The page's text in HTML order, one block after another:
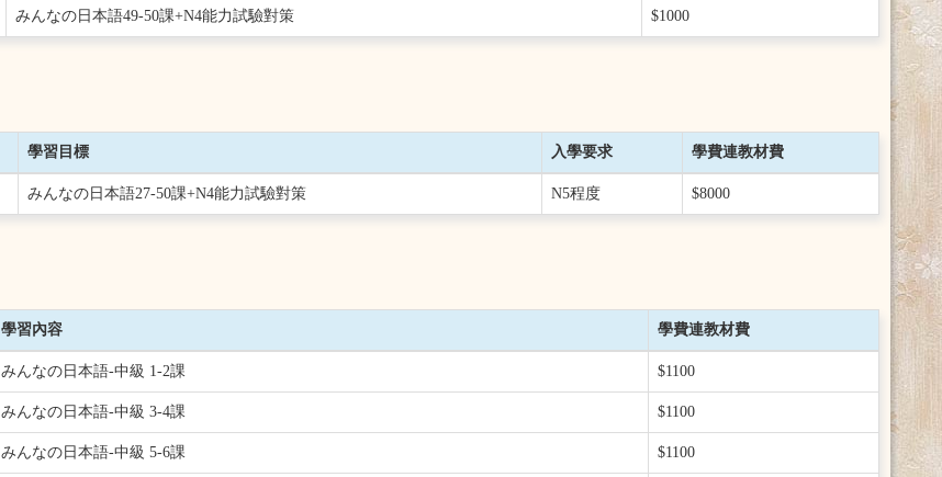
みんなの日本語49-50課+N4能力試驗對策 $1000
學習目標 入學要求 學費連教材費
みんなの日本語27-50課+N4能力試驗對策 N5程度 $8000
學習內容 學費連教材費
みんなの日本語-中級 1-2課 $1100
みんなの日本語-中級 3-4課 $1100
みんなの日本語-中級 5-6課 $1100